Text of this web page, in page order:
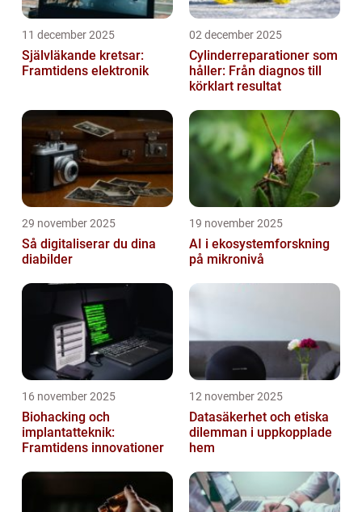
11 december 2025
Självläkande kretsar:
Framtidens elektronik
02 december 2025
Cylinderreparationer som
håller: Från diagnos till
körklart resultat
29 november 2025
Så digitaliserar du dina
diabilder
19 november 2025
AI i ekosystemforskning
på mikronivå
16 november 2025
Biohacking och
implantatteknik:
Framtidens innovationer
12 november 2025
Datasäkerhet och etiska
dilemman i uppkopplade
hem